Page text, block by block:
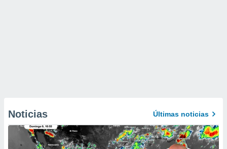
Noticias Últimas noticias